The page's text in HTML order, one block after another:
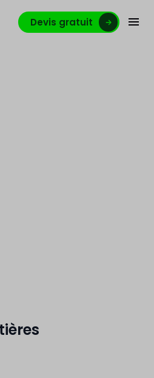
Devis gratuit